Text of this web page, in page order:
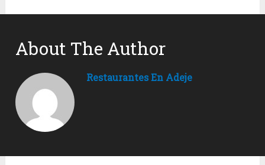
About The Author
Restaurantes En Adeje